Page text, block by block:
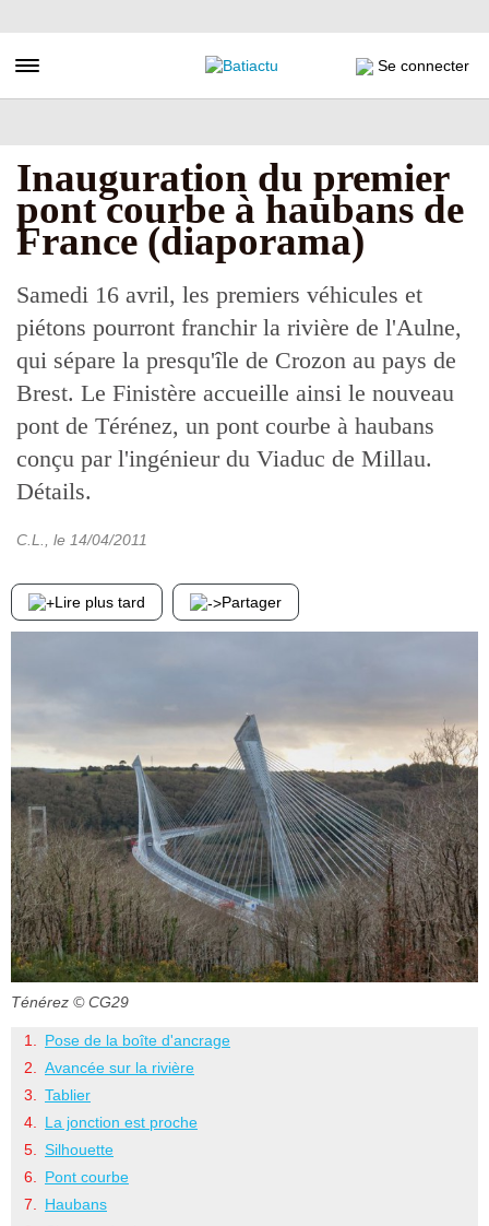
au
principal
Toggle navigation Se connecter
Inauguration du premier
pont courbe à haubans de
France (diaporama)
Samedi 16 avril, les premiers véhicules et
piétons pourront franchir la rivière de l'Aulne,
qui sépare la presqu'île de Crozon au pays de
Brest. Le Finistère accueille ainsi le nouveau
pont de Térénez, un pont courbe à haubans
conçu par l'ingénieur du Viaduc de Millau.
Détails.
C.L. , le 14/04/2011
Lire plus tard Partager
Ténérez © CG29
Pose de la boîte d'ancrage
Avancée sur la rivière
Tablier
La jonction est proche
Silhouette
Pont courbe
Haubans